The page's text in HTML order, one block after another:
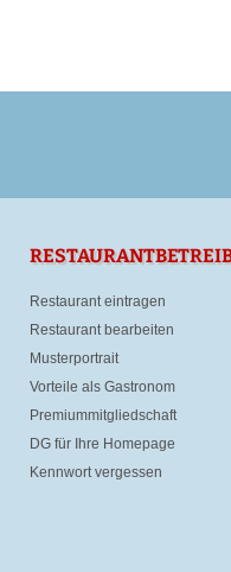
Restaurant eintragen
Restaurant bearbeiten
Musterportrait
Vorteile als Gastronom
Premiummitgliedschaft
DG für Ihre Homepage
Kennwort vergessen